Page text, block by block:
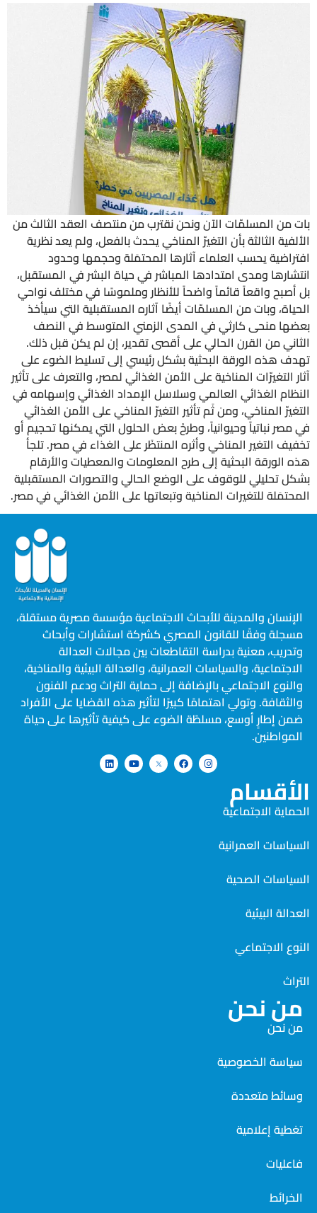
بات من المسلمّات الآن ونحن نقترب من منتصف العقد الثالث من
الألفية الثالثة بأن التغيرّ المناخي يحدث بالفعل، ولم يعد نظرية
افتراضية يحسب العلماء آثارها المحتمَلة وحجمها وحدود
انتشارها ومدى امتدادها المباشر في حياة البشر في المستقبل،
بل أصبح واقعاً قائماً واضحاً للأنظار وملموسًا في مختلف نواحي
الحياة، وبات من المسلمّات أيضًا آثاره المستقبلية التي سيأخذ
بعضها منحى كارثي في المدى الزمني المتوسط في النصف
الثاني من القرن الحالي على أقصى تقدير، إن لم يكن قبل ذلك.
تهدف هذه الورقة البحثية بشكل رئيسي إلى تسليط الضوء على
آثار التغيرّات المناخية على الأمن الغذائي لمصر، والتعرف على تأثير
النظام الغذائي العالمي وسلاسل الإمداد الغذائي وإسهامه في
التغيرّ المناخي، ومن ثَم تأثير التغيرّ المناخي على الأمن الغذائي
في مصر نباتياً وحيوانياً، وطرحْ بعض الحلول التي يمكنها تحجيم أو
تخفيف التغير المناخي وأثره المنتظَر على الغذاء في مصر. تلجأ
هذه الورقة البحثية إلى طرح المعلومات والمعطيات والأرقام
بشكل تحليلي للوقوف على الوضع الحالي والتصورات المستقبلية
المحتمَلة للتغيرات المناخية وتبعاتها على الأمن الغذائي في مصر.
الإنسان والمدينة للأبحاث الاجتماعية مؤسسة مصرية مستقلة،
مسجلة وفقًا للقانون المصري كشركة استشارات وأبحاث
وتدريب، معنية بدراسة التقاطعات بين مجالات العدالة
الاجتماعية، والسياسات العمرانية، والعدالة البيئية والمناخية،
والنوع الاجتماعي بالإضافة إلى حماية التراث ودعم الفنون
والثقافة. وتولي اهتمامًا كبيرًا لتأثير هذه القضايا على الأفراد
ضمن إطارٍ أوسع، مسلطًة الضوء على كيفية تأثيرها على حياة
المواطنين.
الأقسام
الحماية الاجتماعية
السياسات العمرانية
السياسات الصحية
العدالة البيئية
النوع الاجتماعي
التراث
من نحن
من نحن
سياسة الخصوصية
وسائط متعددة
تغطية إعلامية
فاعليات
الخرائط